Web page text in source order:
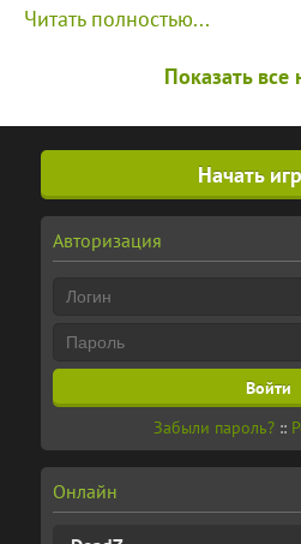
Читать полностью...
Показать все
Начать
Авторизация
Забыли пароль? ::
Онлайн